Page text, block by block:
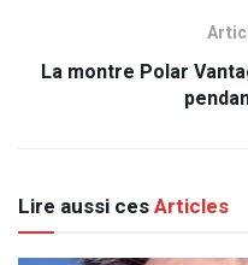
La montre Polar
Lire aussi cesArticles